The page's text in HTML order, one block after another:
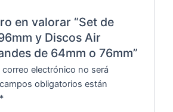
en valorar “Set de
y Discos Air
de 64mm o 76mm”
correo electrónico no será
obligatorios están
*